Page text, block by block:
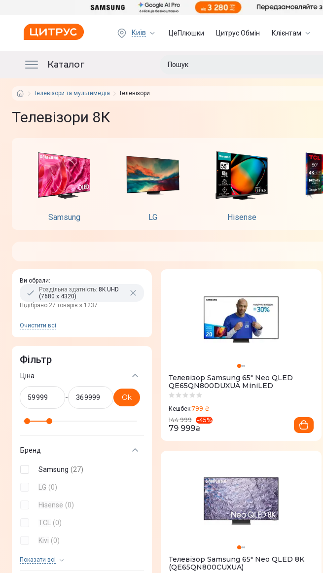
Київ ЦеПлюшки Цитрус Обмін Клієнтам
Каталог
Телевізори та мультимедіа Телевізори
Телевізори 8К
Samsung LG Hisense
Ви обрали:
Роздільна здатність: 8K UHD
(7680 x 4320)
Пiдiбрано 27 товарів з 1237
Очистити всi
Фільтр
Ціна
- Ok
Бренд
Samsung (27)
LG (0)
Hisense (0)
TCL (0)
Kivi (0)
Показати всi
Sony 0)
Телевізор Samsung 65" Neo QLED
QE65QN800DUXUA MiniLED
Кешбек799 ₴
144 999
-45%
79 999₴
Телевізор Samsung 65" Neo QLED 8K
(QE65QN800CUXUA)